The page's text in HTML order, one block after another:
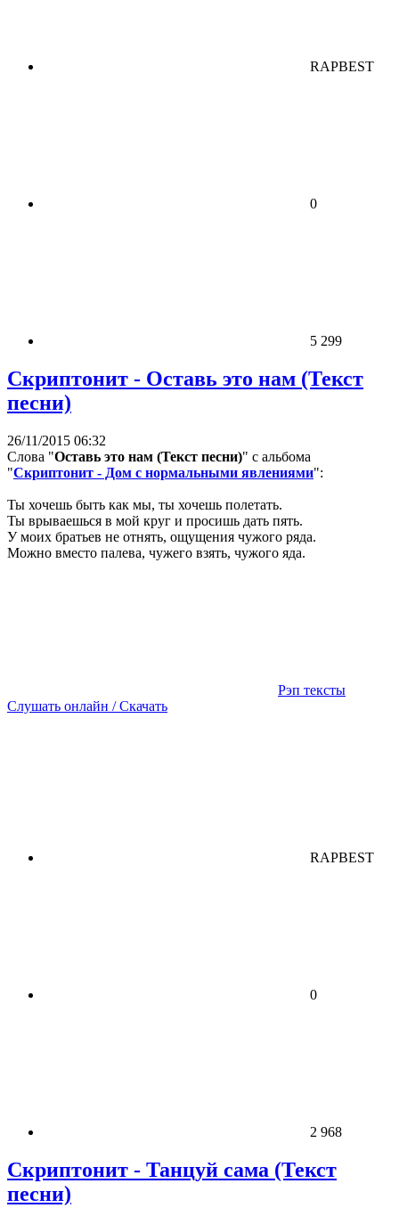
RAPBEST
0
5 299
Скриптонит - Оставь это нам (Текст
песни)
26/11/2015 06:32
Слова "Оставь это нам (Текст песни)" с альбома
"Скриптонит - Дом с нормальными явлениями":
Ты хочешь быть как мы, ты хочешь полетать.
Ты врываешься в мой круг и просишь дать пять.
У моих братьев не отнять, ощущения чужого ряда.
Можно вместо палева, чужего взять, чужого яда.
Рэп тексты
Слушать онлайн / Скачать
RAPBEST
0
2 968
Скриптонит - Танцуй сама (Текст
песни)